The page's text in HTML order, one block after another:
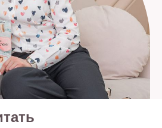
к врачу!
—
детском